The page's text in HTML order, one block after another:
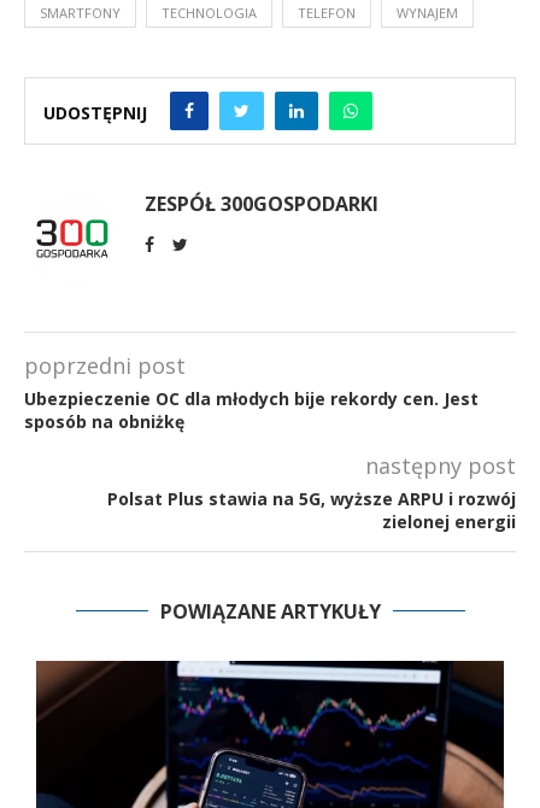
SMARTFONY TECHNOLOGIA TELEFON WYNAJEM
UDOSTĘPNIJ
ZESPÓŁ 300GOSPODARKI
poprzedni post
Ubezpieczenie OC dla młodych bije rekordy cen. Jest
sposób na obniżkę
następny post
Polsat Plus stawia na 5G, wyższe ARPU i rozwój
zielonej energii
POWIĄZANE ARTYKUŁY